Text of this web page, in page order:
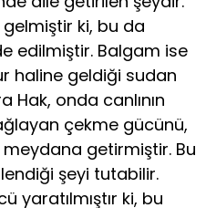
ki, bu da
edilmiştir. Balgam ise
haline geldiği sudan
Hak, onda canlının
çekme gücünü,
getirmiştir. Bu
şeyi tutabilir.
yaratılmıştır ki, bu